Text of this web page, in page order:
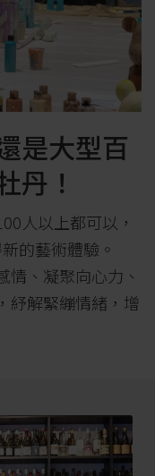
是大型百
丹！
人以上都可以，
的藝術體驗。
情、凝聚向心力、
紓解緊繃情緒，增